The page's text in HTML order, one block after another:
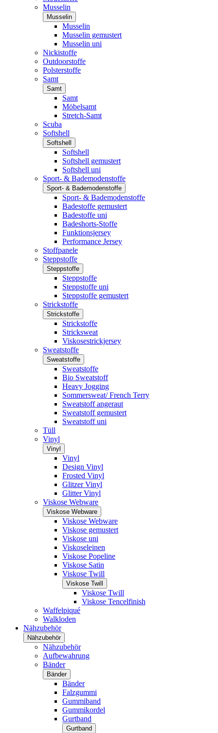
Musselin
Musselin
Musselin
Musselin gemustert
Musselin uni
Nickistoffe
Outdoorstoffe
Polsterstoffe
Samt
Samt
Samt
Möbelsamt
Stretch-Samt
Scuba
Softshell
Softshell
Softshell
Softshell gemustert
Softshell uni
Sport- & Bademodenstoffe
Sport- & Bademodenstoffe
Sport- & Bademodenstoffe
Badestoffe gemustert
Badestoffe uni
Badeshorts-Stoffe
Funktionsjersey
Performance Jersey
Stoffpanele
Steppstoffe
Steppstoffe
Steppstoffe
Steppstoffe uni
Steppstoffe gemustert
Strickstoffe
Strickstoffe
Strickstoffe
Stricksweat
Viskosestrickjersey
Sweatstoffe
Sweatstoffe
Sweatstoffe
Bio Sweatstoff
Heavy Jogging
Sommersweat/ French Terry
Sweatstoff angeraut
Sweatstoff gemustert
Sweatstoff uni
Tüll
Vinyl
Vinyl
Vinyl
Design Vinyl
Frosted Vinyl
Glitzer Vinyl
Glitter Vinyl
Viskose Webware
Viskose Webware
Viskose Webware
Viskose gemustert
Viskose uni
Viskoseleinen
Viskose Popeline
Viskose Satin
Viskose Twill
Viskose Twill
Viskose Twill
Viskose Tencelfinish
Waffelpiqué
Walkloden
Nähzubehör
Nähzubehör
Nähzubehör
Aufbewahrung
Bänder
Bänder
Bänder
Falzgummi
Gummiband
Gummikordel
Gurtband
Gurtband